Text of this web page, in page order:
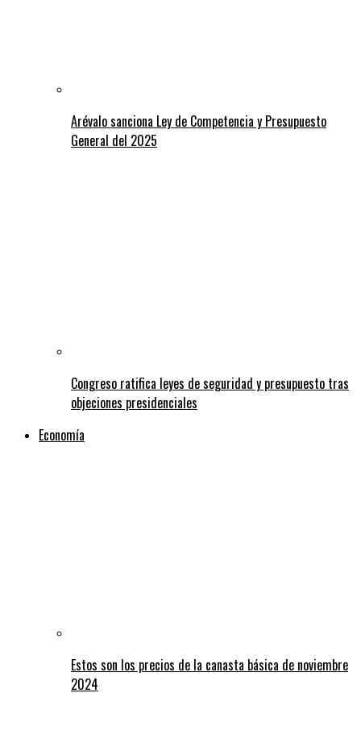
Arévalo sanciona Ley de Competencia y Presupuesto
General del 2025
Congreso ratifica leyes de seguridad y presupuesto tras
objeciones presidenciales
Economía
Estos son los precios de la canasta básica de noviembre
2024